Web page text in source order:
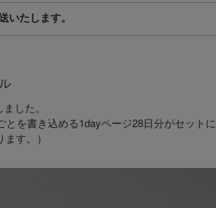
いたします。
した。
を書き込める1dayページ28日分がセットに
す。）